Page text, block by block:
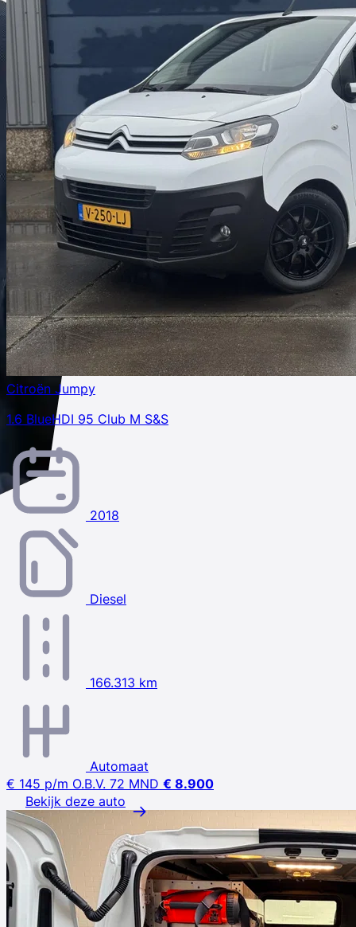
Citroën Jumpy
1.6 BlueHDI 95 Club M S&S
2018
Diesel
166.313 km
Automaat
€ 145 p/m O.B.V. 72 MND € 8.900
Bekijk deze auto